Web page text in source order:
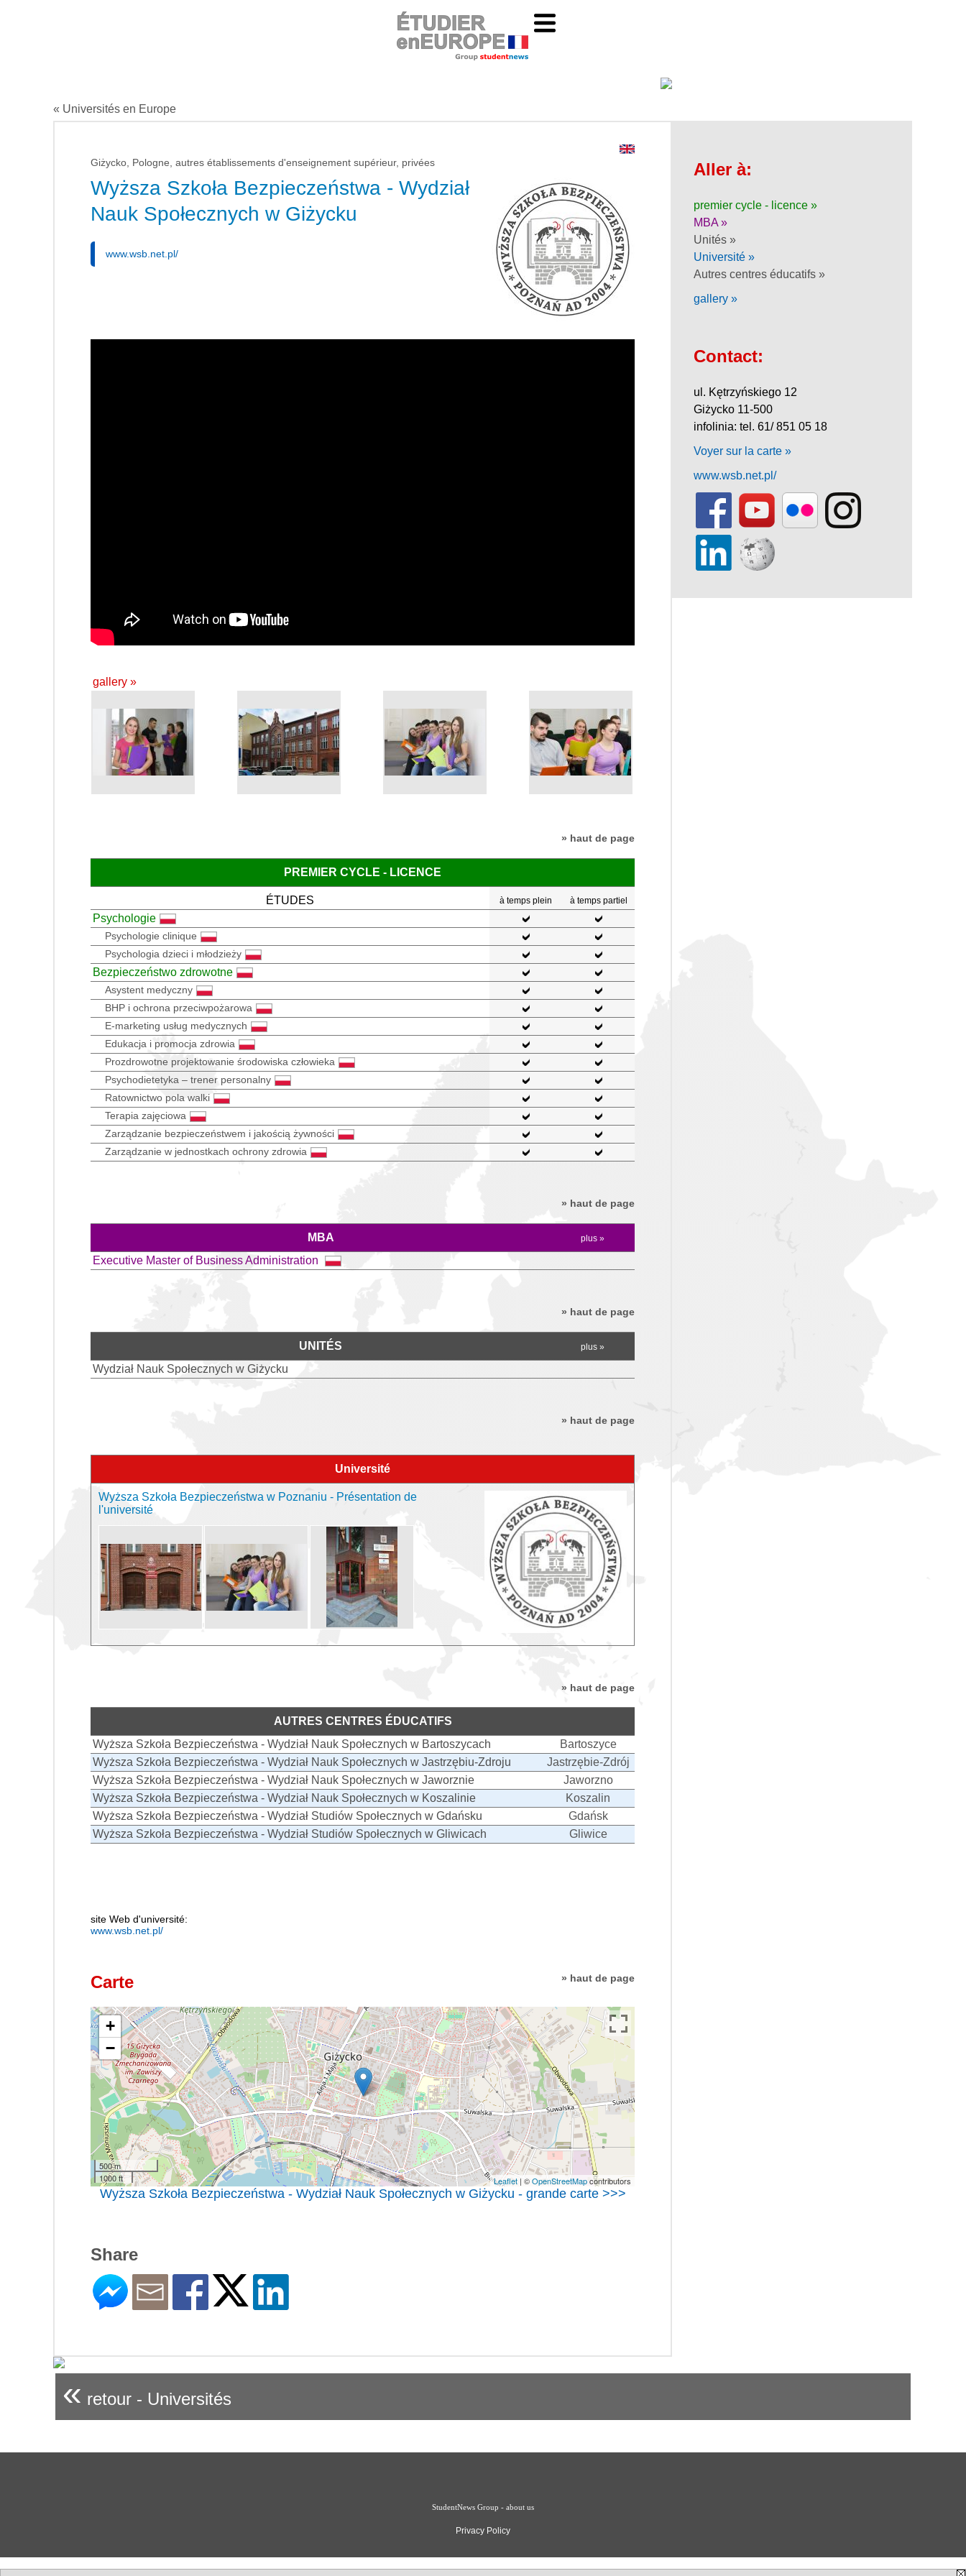
« Universités en Europe
Giżycko, Pologne, autres établissements d'enseignement supérieur, privées
Wyższa Szkoła Bezpieczeństwa - Wydział
Nauk Społecznych w Giżycku
www.wsb.net.pl/
gallery »
» haut de page
PREMIER CYCLE - LICENCE
ÉTUDES à temps plein à temps partiel
Psychologie
Psychologie clinique
Psychologia dzieci i młodzieży
Bezpieczeństwo zdrowotne
Asystent medyczny
BHP i ochrona przeciwpożarowa
E-marketing usług medycznych
Edukacja i promocja zdrowia
Prozdrowotne projektowanie środowiska człowieka
Psychodietetyka – trener personalny
Ratownictwo pola walki
Terapia zajęciowa
Zarządzanie bezpieczeństwem i jakością żywności
Zarządzanie w jednostkach ochrony zdrowia
» haut de page
MBA plus »
Executive Master of Business Administration
» haut de page
UNITÉS plus »
Wydział Nauk Społecznych w Giżycku
» haut de page
Université
Wyższa Szkoła Bezpieczeństwa w Poznaniu - Présentation de
l'université
» haut de page
AUTRES CENTRES ÉDUCATIFS
Wyższa Szkoła Bezpieczeństwa - Wydział Nauk Społecznych w Bartoszycach
Bartoszyce
Wyższa Szkoła Bezpieczeństwa - Wydział Nauk Społecznych w Jastrzębiu-Zdroju
Jastrzębie-Zdrój
Wyższa Szkoła Bezpieczeństwa - Wydział Nauk Społecznych w Jaworznie
Jaworzno
Wyższa Szkoła Bezpieczeństwa - Wydział Nauk Społecznych w Koszalinie
Koszalin
Wyższa Szkoła Bezpieczeństwa - Wydział Studiów Społecznych w Gdańsku
Gdańsk
Wyższa Szkoła Bezpieczeństwa - Wydział Studiów Społecznych w Gliwicach
Gliwice
site Web d'université:
www.wsb.net.pl/
» haut de page
Carte
+
−
500 m
1000 ft
Leaflet | ©OpenStreetMapcontributors
Wyższa Szkoła Bezpieczeństwa - Wydział Nauk Społecznych w Giżycku - grande carte >>>
Share
Aller à:
premier cycle - licence »
MBA »
Unités »
Université »
Autres centres éducatifs »
gallery »
Contact:
ul. Kętrzyńskiego 12
Giżycko 11-500
infolinia: tel. 61/ 851 05 18
Voyer sur la carte »
www.wsb.net.pl/
« retour - Universités
StudentNews Group - about us
Privacy Policy